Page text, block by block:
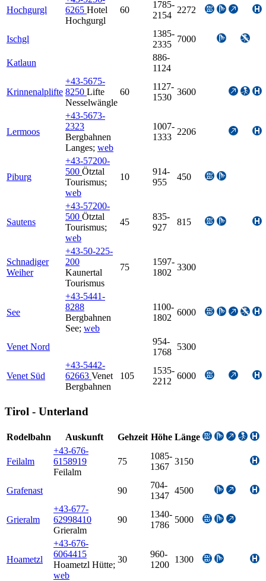
Hochgurgl
6265 Hotel
Hochgurgl
60
1785-
2154
2272
Ischgl
1385-
2335
7000
Katlaun
886-
1124
Krinnenalplifte
+43-5675-
8250 Lifte
Nesselwängle
60
1127-
1530
3600
Lermoos
+43-5673-
2323
Bergbahnen
Langes; web
1007-
1333
2206
Piburg
+43-57200-
500 Ötztal
Tourismus;
web
10
914-
955
450
Sautens
+43-57200-
500 Ötztal
Tourismus;
web
45
835-
927
815
Schnadiger
Weiher
+43-50-225-
200
Kaunertal
Tourismus
75
1597-
1802
3300
See
+43-5441-
8288
Bergbahnen
See; web
1100-
1802
6000
Venet Nord
954-
1768
5300
Venet Süd
+43-5442-
62663 Venet
Bergbahnen
105
1535-
2212
6000
Tirol - Unterland
Rodelbahn Auskunft Gehzeit Höhe Länge
Feilalm
+43-676-
6158919
Feilalm
75
1085-
1367
3150
Grafenast 90
704-
1347
4500
Grieralm
+43-677-
62998410
Grieralm
90
1340-
1786
5000
Hoametzl
+43-676-
6064415
Hoametzl Hütte;
web
30
960-
1200
1300